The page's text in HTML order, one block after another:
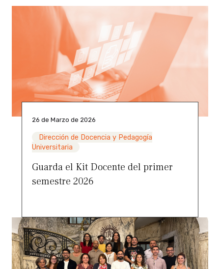
26 de Marzo de 2026
Dirección de Docencia y Pedagogía
Universitaria
Guarda el Kit Docente del primer
semestre 2026